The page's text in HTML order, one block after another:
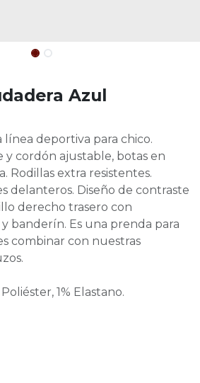
Azul
deportiva para chico.
y cordón ajustable, botas en
Rodillas extra resistentes.
delanteros. Diseño de contraste
derecho trasero con
banderín. Es una prenda para
combinar con nuestras
1% Elastano.